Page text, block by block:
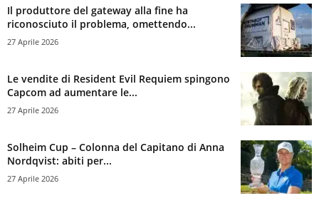
Il produttore del gateway alla fine ha
riconosciuto il problema, omettendo...
27 Aprile 2026
Le vendite di Resident Evil Requiem spingono
Capcom ad aumentare le...
27 Aprile 2026
Solheim Cup – Colonna del Capitano di Anna
Nordqvist: abiti per...
27 Aprile 2026